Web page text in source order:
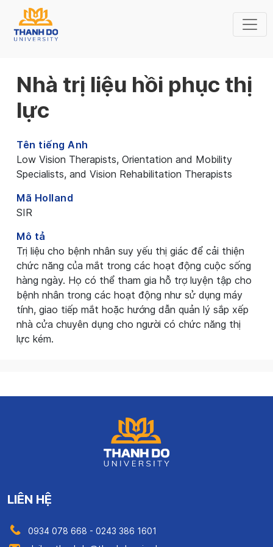
Nhà trị liệu hồi phục thị
lực
Tên tiếng Anh
Low Vision Therapists, Orientation and Mobility
Specialists, and Vision Rehabilitation Therapists
Mã Holland
SIR
Mô tả
Trị liệu cho bệnh nhân suy yếu thị giác để cải thiện
chức năng của mắt trong các hoạt động cuộc sống
hàng ngày. Họ có thể tham gia hỗ trợ luyện tập cho
bệnh nhân trong các hoạt động như sử dụng máy
tính, giao tiếp mắt hoặc hướng dẫn quản lý sắp xếp
nhà cửa chuyên dụng cho người có chức năng thị
lực kém.
LIÊN HỆ
0934 078 668 - 0243 386 1601